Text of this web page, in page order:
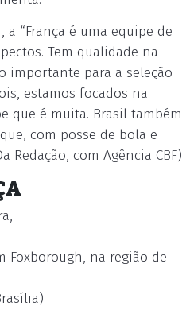
“França é uma equipe de
Tem qualidade na
importante para a seleção
estamos focados na
que é muita. Brasil também
com posse de bola e
Redação, com Agência CBF)
Foxborough, na região de